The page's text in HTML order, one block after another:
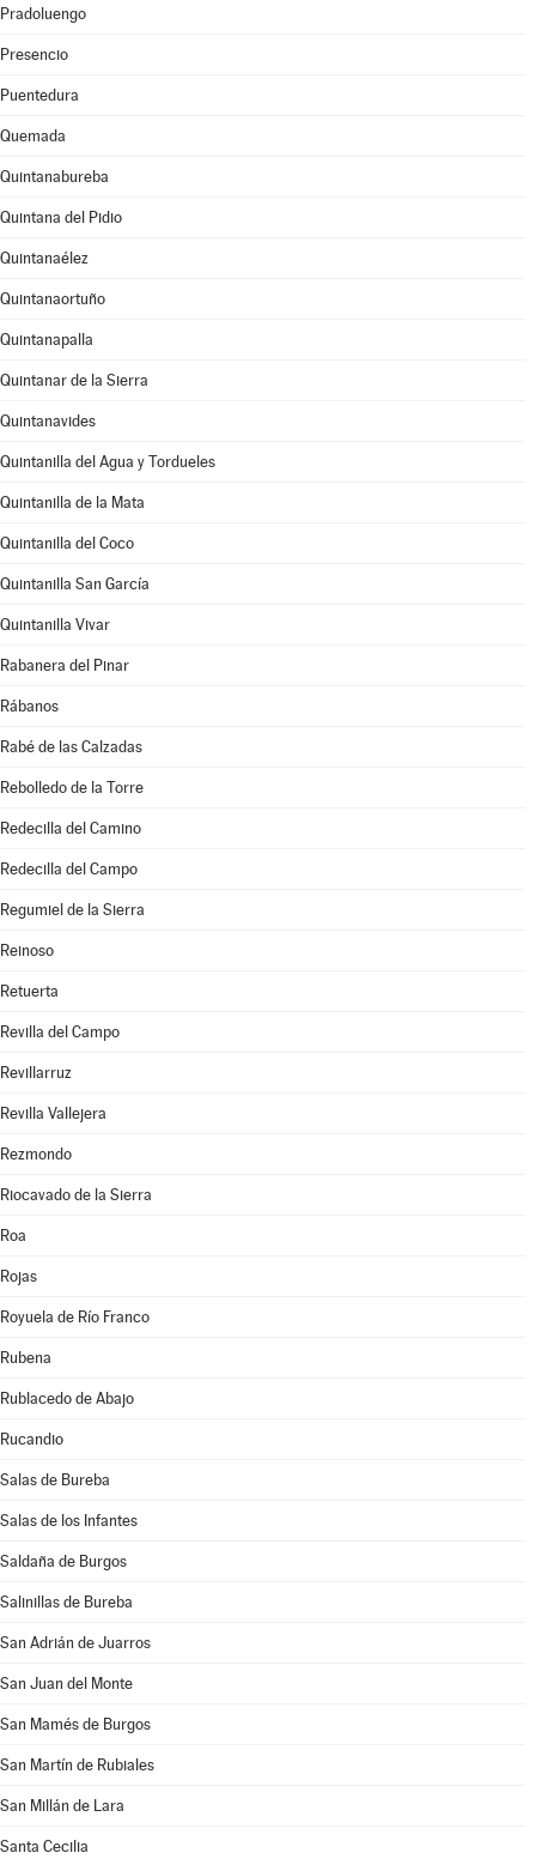
Pradoluengo
Presencio
Puentedura
Quemada
Quintanabureba
Quintana del Pidio
Quintanaélez
Quintanaortuño
Quintanapalla
Quintanar de la Sierra
Quintanavides
Quintanilla del Agua y Tordueles
Quintanilla de la Mata
Quintanilla del Coco
Quintanilla San García
Quintanilla Vivar
Rabanera del Pinar
Rábanos
Rabé de las Calzadas
Rebolledo de la Torre
Redecilla del Camino
Redecilla del Campo
Regumiel de la Sierra
Reinoso
Retuerta
Revilla del Campo
Revillarruz
Revilla Vallejera
Rezmondo
Riocavado de la Sierra
Roa
Rojas
Royuela de Río Franco
Rubena
Rublacedo de Abajo
Rucandio
Salas de Bureba
Salas de los Infantes
Saldaña de Burgos
Salinillas de Bureba
San Adrián de Juarros
San Juan del Monte
San Mamés de Burgos
San Martín de Rubiales
San Millán de Lara
Santa Cecilia